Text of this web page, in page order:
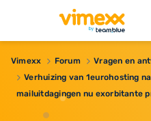
Vimexx Forum Vragen en
Verhuizing van 1eurohosting
mailuitdagingen nu exorbitante